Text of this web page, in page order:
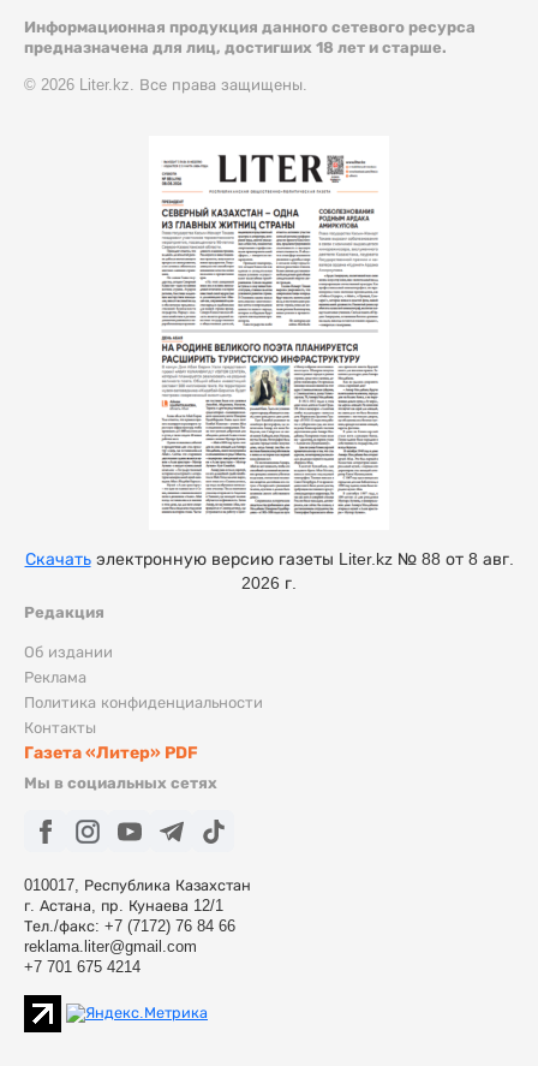
Информационная продукция данного сетевого ресурса
предназначена для лиц, достигших 18 лет и старше.
© 2026 Liter.kz. Все права защищены.
Редакция
Об издании
Реклама
Политика конфиденциальности
Контакты
Газета «Литер» PDF
Мы в социальных сетях
010017, Республика Казахстан
г. Астана, пр. Кунаева 12/1
Тел./факс: +7 (7172) 76 84 66
reklama.liter@gmail.com
+7 701 675 4214
Скачатьэлектронную версию газеты Liter.kz № 88 от 8 авг.
2026 г.